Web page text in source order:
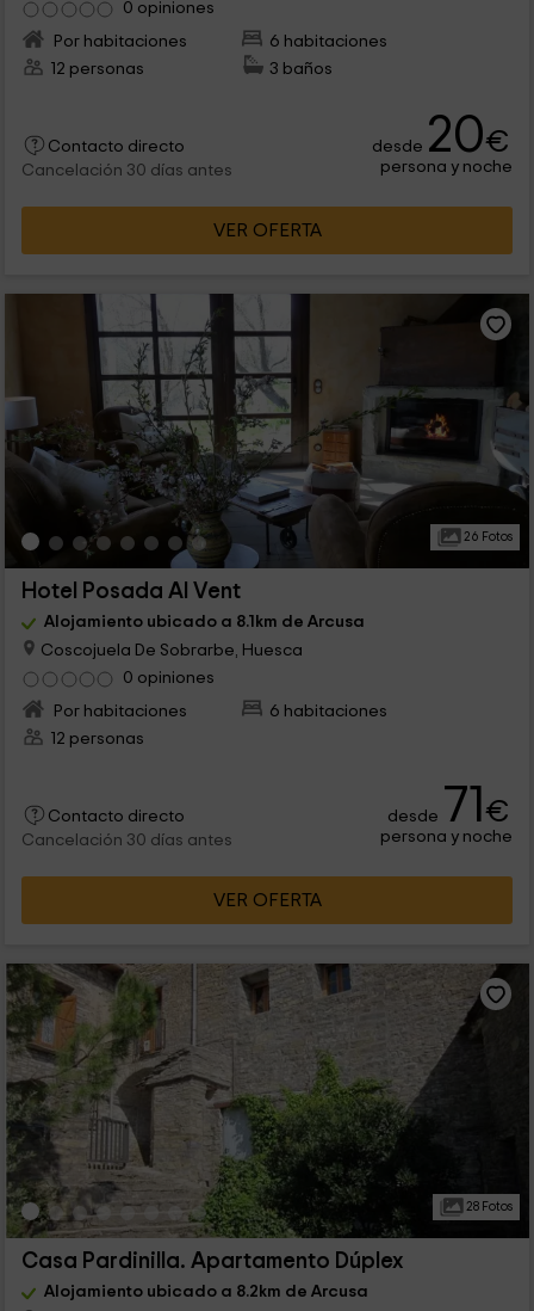
0 opiniones
Por habitaciones
6 habitaciones
12 personas
3 baños
Contacto directo
Cancelación 30 días antes
desde 20€
persona y noche
VER OFERTA
26 Fotos
Hotel Posada Al Vent
Alojamiento ubicado a 8.1km de Arcusa
Coscojuela De Sobrarbe, Huesca
0 opiniones
Por habitaciones
6 habitaciones
12 personas
Contacto directo
Cancelación 30 días antes
desde 71€
persona y noche
VER OFERTA
28 Fotos
Casa Pardinilla. Apartamento Dúplex
Alojamiento ubicado a 8.2km de Arcusa